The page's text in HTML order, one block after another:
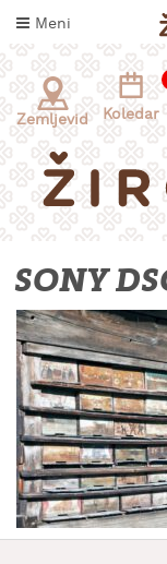
na
Meni
INFORMACIJE
ZA
OBISKOVALCE
KAJ
DOŽIVETI
KAJ
OKUSITI
Zemljevid
Koledar
SONY